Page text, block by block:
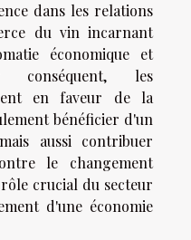
dans les relations
du vin incarnant
économique et
conséquent, les
en faveur de la
bénéficier d'un
aussi contribuer
le changement
crucial du secteur
d'une économie